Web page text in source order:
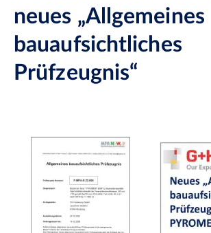
neues „Allgemeines
bauaufsichtliches
Prüfzeugnis“